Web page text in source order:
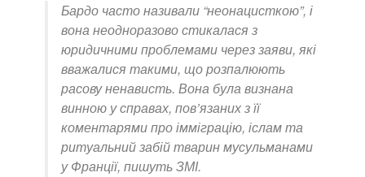
Бардо часто називали “неонацисткою”, і
вона неодноразово стикалася з
юридичними проблемами через заяви, які
вважалися такими, що розпалюють
расову ненависть. Вона була визнана
винною у справах, пов’язаних з її
коментарями про імміграцію, іслам та
ритуальний забій тварин мусульманами
у Франції, пишуть ЗМІ.